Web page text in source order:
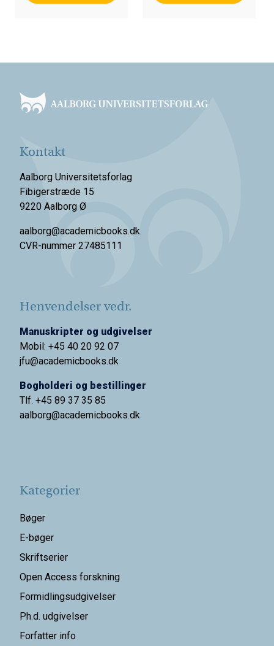
Kontakt
Aalborg Universitetsforlag
Fibigerstræde 15
9220 Aalborg Ø
aalborg@academicbooks.dk
CVR-nummer 27485111
Henvendelser vedr.
Manuskripter og udgivelser
Mobil: +45 40 20 92 07
jfu@academicbooks.dk
Bogholderi og bestillinger
Tlf. +45 89 37 35 85
aalborg@academicbooks.dk
Kategorier
Bøger
E-bøger
Skriftserier
Open Access forskning
Formidlingsudgivelser
Ph.d. udgivelser
Forfatter info